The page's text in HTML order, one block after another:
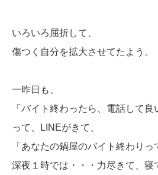
いろいろ屈折して、
傷つく自分を拡大させてたよう。
一昨日も、
「バイト終わったら、電話して良
って、LINEがきて、
「あなたの鍋屋のバイト終わりっ
深夜１時では・・・力尽きて、寝